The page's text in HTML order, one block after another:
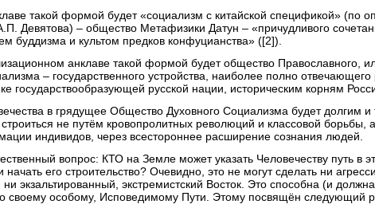
такой формой будет «социализм с китайской спецификой» (по
Девятова) – общество Метафизики Датун – «причудливого
буддизма и культом предков конфуцианства» ([2]).
анклаве такой формой будет общество Православного,
– государственного устройства, наиболее полно отвечающего
государствообразующей русской нации, историческим корням
в грядущее Общество Духовного Социализма будет долгим
не путём кровопролитных революций и классовой борьбы,
индивидов, через всестороннее расширение сознания людей.
вопрос: КТО на Земле может указать Человечеству путь в
его строительство? Очевидно, это не могут сделать ни
экзальтированный, экстремистский Восток. Это способна (и
особому, Исповедимому Пути. Этому посвящён следующий